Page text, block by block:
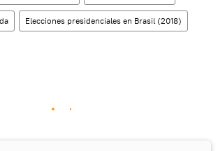
Elecciones presidenciales en Brasil (2018)